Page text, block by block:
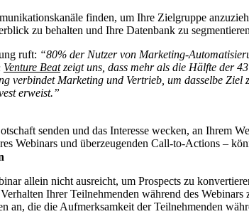
finden, um Ihre Zielgruppe
zu behalten und Ihre Datenbank zu
ruft: “80% der Nutzer von Marketing-
Venture Beatzeigt uns, dass mehr als die Hälfte der
verbindet Marketing und Vertrieb, um dasselbe
erweist.”
senden und das Interesse wecken, an Ihrem
Webinars und überzeugenden Call-to-Actions –
allein nicht ausreicht, um Prospects zu
Ihrer Teilnehmenden während des
an, die die Aufmerksamkeit der Teilnehmenden